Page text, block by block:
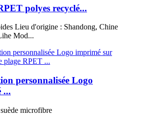
polyes recyclé...
Lieu d'origine : Shandong, Chine
Mod...
personnalisée Logo
...